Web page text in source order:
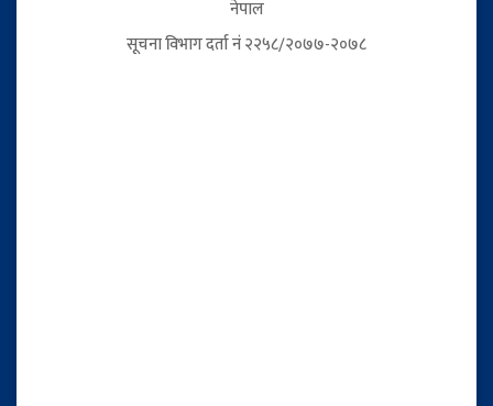
नेपाल
सूचना विभाग दर्ता नं २२५८/२०७७-२०७८